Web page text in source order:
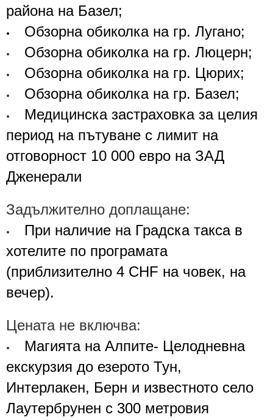
района на Базел;
• Обзорна обиколка на гр. Лугано;
• Обзорна обиколка на гр. Люцерн;
• Обзорна обиколка на гр. Цюрих;
• Обзорна обиколка на гр. Базел;
•
Медицинска застраховка за целия
период на пътуване с лимит на
отговорност 10 000 евро на ЗАД
Дженерали
Задължително доплащане:
•
При наличие на Градска такса в
хотелите по програмата
(приблизително 4 CHF на човек, на
вечер).
Цената не включва:
•
Магията на Алпите- Целодневна
екскурзия до езерото Тун,
Интерлакен, Берн и известното село
Лаутербрунен с 300 метровия